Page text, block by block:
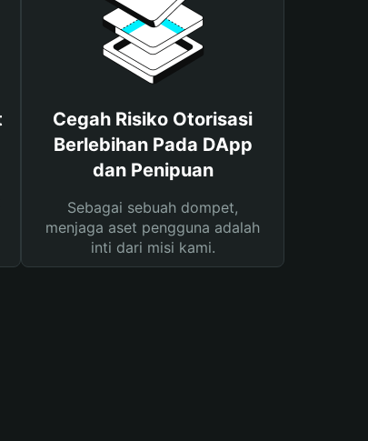
Cegah Risiko Otorisasi
Berlebihan Pada DApp
dan Penipuan
Sebagai sebuah dompet,
menjaga aset pengguna adalah
inti dari misi kami.